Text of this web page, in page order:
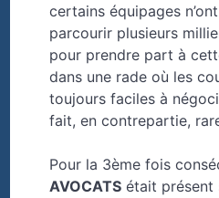
certains équipages
parcourir plusieurs
pour prendre part à
dans une rade où les
toujours faciles à
fait, en contrepartie,
Pour la 3ème fois
AVOCATSétait présent